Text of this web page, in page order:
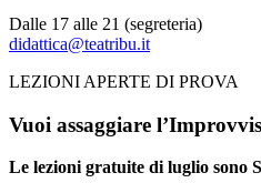
Dalle 17 alle 21 (segreteria)
didattica@teatribu.it
LEZIONI APERTE DI PROVA
Vuoi assaggiare
Le lezioni gratuite di luglio sono